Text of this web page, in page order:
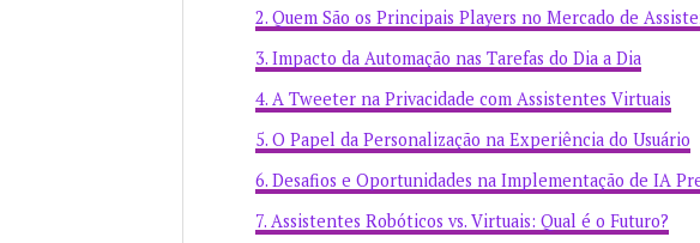
Quem São os Principais Players no Mercado de
Impacto da Automação nas Tarefas do Dia a Dia
A Tweeter na Privacidade com Assistentes Virtuais
O Papel da Personalização na Experiência do Usuário
Desafios e Oportunidades na Implementação de IA
Assistentes Robóticos vs. Virtuais: Qual é o Futuro?